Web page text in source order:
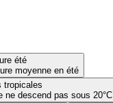
été
moyenne en été
tropicales
ne descend pas sous 20°C